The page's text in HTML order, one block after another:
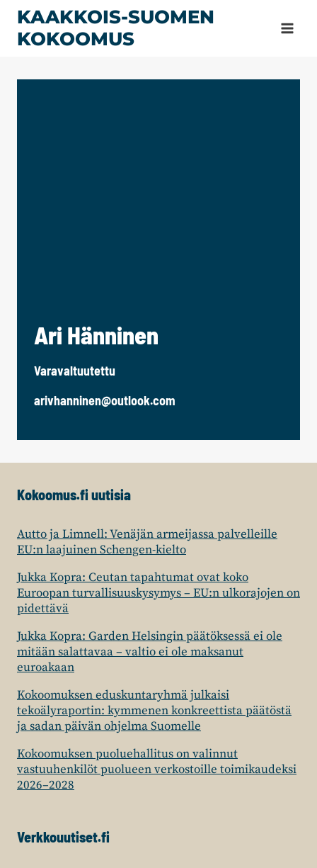
Siirry
sisältöön
KAAKKOIS-SUOMEN
KOKOOMUS
Ari Hänninen
Varavaltuutettu
arivhanninen@outlook.com
Kokoomus.fi uutisia
Autto ja Limnell: Venäjän armeijassa palvelleille
EU:n laajuinen Schengen-kielto
Jukka Kopra: Ceutan tapahtumat ovat koko
Euroopan turvallisuuskysymys – EU:n ulkorajojen on
pidettävä
Jukka Kopra: Garden Helsingin päätöksessä ei ole
mitään salattavaa – valtio ei ole maksanut
euroakaan
Kokoomuksen eduskuntaryhmä julkaisi
tekoälyraportin: kymmenen konkreettista päätöstä
ja sadan päivän ohjelma Suomelle
Kokoomuksen puoluehallitus on valinnut
vastuuhenkilöt puolueen verkostoille toimikaudeksi
2026–2028
Verkkouutiset.fi